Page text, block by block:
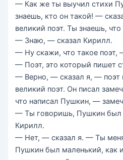
— Как же ты выучил стихи
знаешь, кто он такой! —
великий поэт. Ты знаешь, что
— Знаю, — сказал Кирилл.
— Ну скажи, что такое поэт,
— Поэт, это который пишет
— Верно, — сказал я, — поэт
великий поэт. Он писал
что написал Пушкин, —
— Ты говоришь, Пушкин был
Кирилл.
— Нет, — сказал я. — Ты
Пушкин был маленький, как